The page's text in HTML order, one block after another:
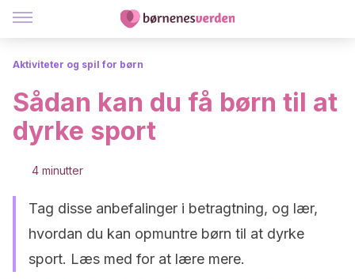
Aktiviteter og spil for børn
Sådan kan du få børn til at
dyrke sport
4 minutter
Tag disse anbefalinger i betragtning, og lær,
hvordan du kan opmuntre børn til at dyrke
sport. Læs med for at lære mere.